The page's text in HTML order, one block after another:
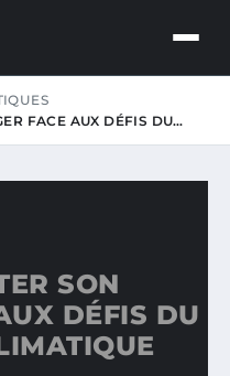
FACE AUX DÉFIS DU…
SON
DÉFIS DU